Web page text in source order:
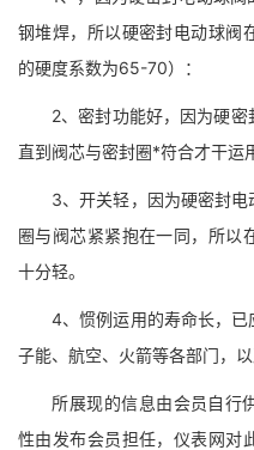
钢堆焊，所以硬密封电动球阀
的硬度系数为65-70）：
2、密封功能好，因为硬密
直到阀芯与密封圈*符合才干运
3、开关轻，因为硬密封电
圈与阀芯紧紧抱在一同，所以
十分轻。
4、惯例运用的寿命长，已
子能、航空、火箭等各部门，以
所展现的信息由会员自行
性由发布会员担任，仪表网对